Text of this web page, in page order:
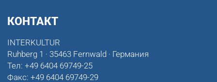
КОНТАКТ
INTERKULTUR
Ruhberg 1 · 35463 Fernwald · Германия
Тел: +49 6404 69749-25
Факс: +49 6404 69749-29